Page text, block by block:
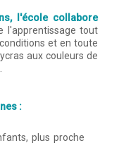
l'école collabore
l'apprentissage tout
et en toute
aux couleurs de
:
plus proche